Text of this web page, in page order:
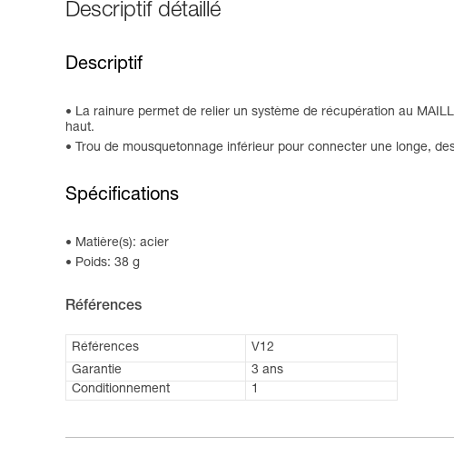
Descriptif détaillé
Descriptif
La rainure permet de relier un système de récupération au
haut.
Trou de mousquetonnage inférieur pour connecter une longe,
Spécifications
Matière(s): acier
Poids: 38 g
Références
Références
V12
Garantie
3 ans
Conditionnement
1